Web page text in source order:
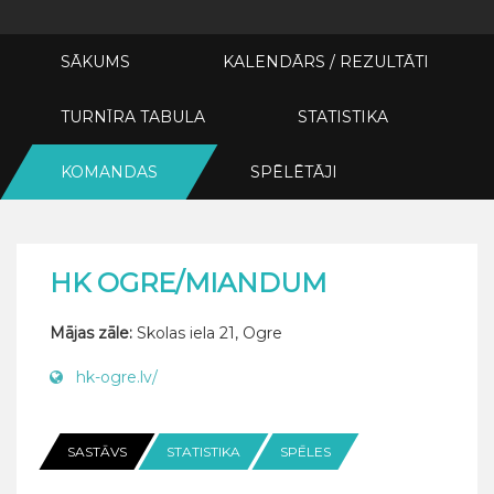
SĀKUMS KALENDĀRS / REZULTĀTI
TURNĪRA TABULA STATISTIKA
KOMANDAS SPĒLĒTĀJI
HK OGRE/MIANDUM
Mājas zāle: Skolas iela 21, Ogre
hk-ogre.lv/
SASTĀVS STATISTIKA SPĒLES